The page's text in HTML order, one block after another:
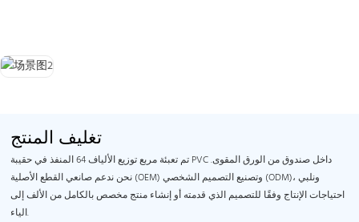
تغليف المنتج
تم تعبئة مربع توزيع الألياف 64 المنفذ في حقيبة PVC داخل صندوق من الورق المقوى.
نحن ندعم صانعي القطع الأصلية (OEM) وتصنيع التصميم الشخصي (ODM)، ونلبي
احتياجات الإنتاج وفقًا للتصميم الذي قدمته أو إنشاء منتج مخصص بالكامل من الألف إلى
الياء.